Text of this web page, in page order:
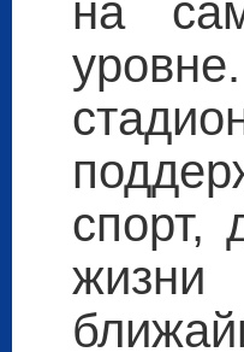
на
спорт,
жизни